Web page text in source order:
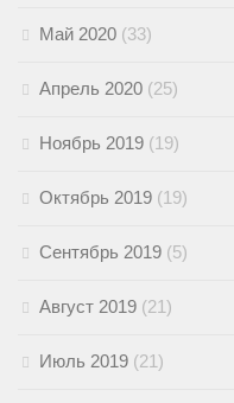
Май 2020 (33)
Апрель 2020 (25)
Ноябрь 2019 (19)
Октябрь 2019 (19)
Сентябрь 2019 (5)
Август 2019 (21)
Июль 2019 (21)